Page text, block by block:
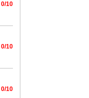
0/10
0/10
0/10